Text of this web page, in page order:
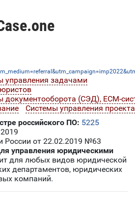
управления задачами
документооборота (СЭД), ECM-
Системы управления
российского ПО: 5225
России от 22.02.2019 №63
управления юридическими
для любых видов юридической
департаментов, юридических
компаний.